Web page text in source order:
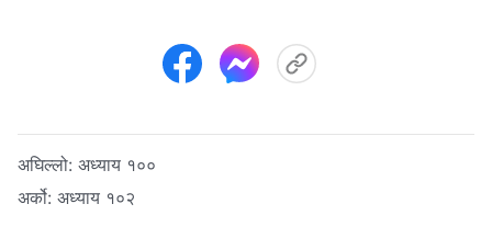
अघिल्लो: अध्याय १००
अर्को: अध्याय १०२